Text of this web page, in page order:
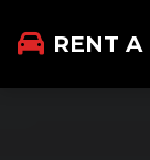
RENT A